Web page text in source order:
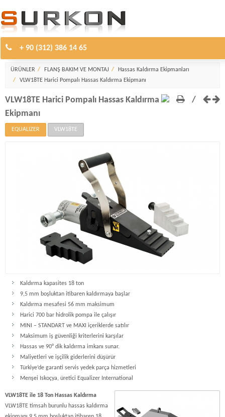
+ 90 (312) 386 14 65
Hassas Kaldırma Ekipmanları
ÜRÜNLER FLANŞ BAKIM VE MONTAJ
Hassas Kaldırma Ekipmanları
VLW18TE Harici Pompalı Hassas Kaldırma Ekipmanı
/
VLW18TE Harici Pompalı Hassas Kaldırma
Ekipmanı
EQUALIZER VLW18TE
Kaldırma kapasites 18 ton
9,5 mm boşluktan itibaren kaldırmaya başlar
Kaldırma mesafesi 56 mm maksimum
Harici 700 bar hidrolik pompa ile çalışır
MINI – STANDART ve MAXI içeriklerde satılır
Maksimum iş güvenliği kriterlerini karşılar
Hassas ve 90° dik kaldırma imkanı sunar.
Maliyetleri ve işçilik giderlerini düşürür
Türkiye’de garanti servis yedek parça hizmetleri
Menşei Iskoçya, üretici Equalizer International
VLW18TE ile 18 Ton Hassas Kaldırma
VLW18TE timsah burunlu hassas kaldırma